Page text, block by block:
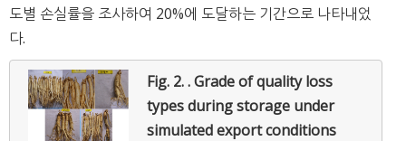
도별 손실률을 조사하여 20%에 도달하는 기간으로 나타내었
다.
Fig. 2. .Grade of quality loss
types during storage under
simulated export conditions